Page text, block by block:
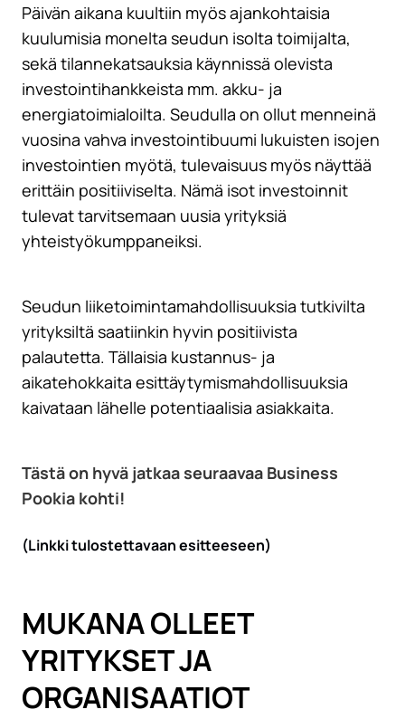
Päivän aikana kuultiin myös ajankohtaisia
kuulumisia monelta seudun isolta toimijalta,
sekä tilannekatsauksia käynnissä olevista
investointihankkeista mm. akku- ja
energiatoimialoilta. Seudulla on ollut menneinä
vuosina vahva investointibuumi lukuisten isojen
investointien myötä, tulevaisuus myös näyttää
erittäin positiiviselta. Nämä isot investoinnit
tulevat tarvitsemaan uusia yrityksiä
yhteistyökumppaneiksi.
Seudun liiketoimintamahdollisuuksia tutkivilta
yrityksiltä saatiinkin hyvin positiivista
palautetta. Tällaisia kustannus- ja
aikatehokkaita esittäytymismahdollisuuksia
kaivataan lähelle potentiaalisia asiakkaita.
Tästä on hyvä jatkaa seuraavaa Business
Pookia kohti!
(Linkki tulostettavaan esitteeseen)
MUKANA OLLEET
YRITYKSET JA
ORGANISAATIOT